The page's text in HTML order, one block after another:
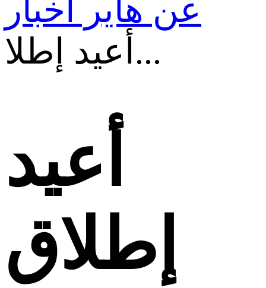
عن هاير
أخبار
أعيد إطلا...
أعيد
إطلاق